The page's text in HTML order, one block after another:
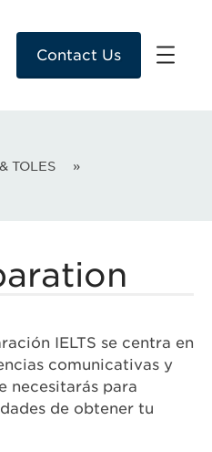
Contact Us
TOLES »
IELTS se centra en
comunicativas y
necesitarás para
de obtener tu